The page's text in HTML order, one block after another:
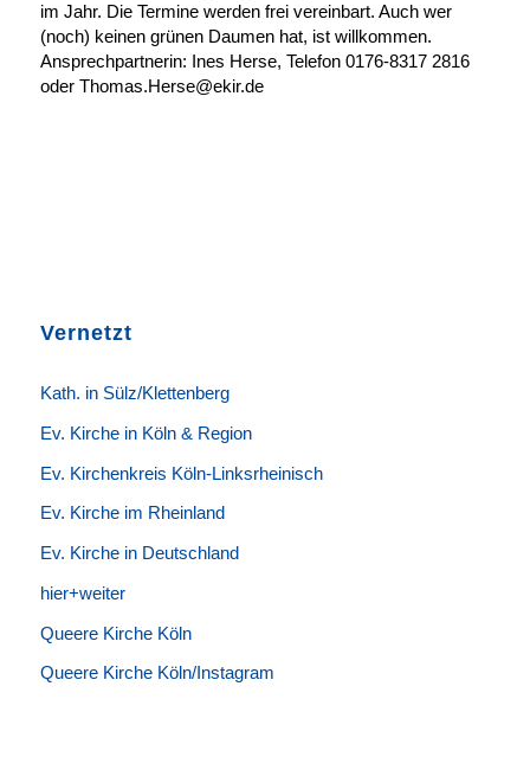
im Jahr. Die Termine werden frei vereinbart. Auch wer
(noch) keinen grünen Daumen hat, ist willkommen.
Ansprechpartnerin: Ines Herse, Telefon 0176-8317 2816
oder Thomas.Herse@ekir.de
Vernetzt
Kath. in Sülz/Klettenberg
Ev. Kirche in Köln & Region
Ev. Kirchenkreis Köln-Linksrheinisch
Ev. Kirche im Rheinland
Ev. Kirche in Deutschland
hier+weiter
Queere Kirche Köln
Queere Kirche Köln/Instagram